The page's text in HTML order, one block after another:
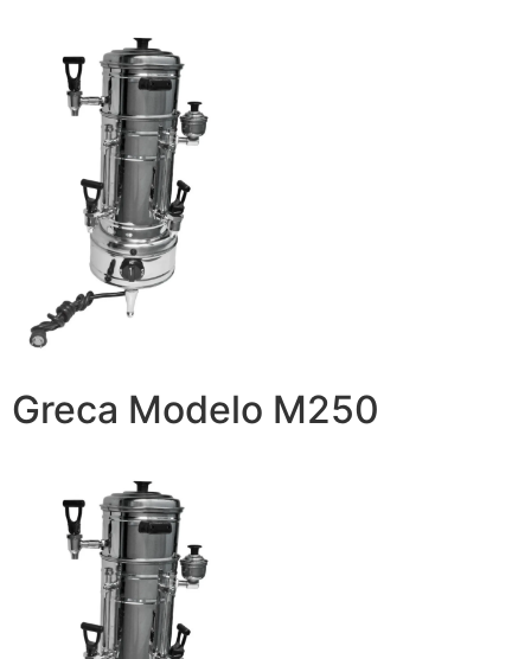
Greca Modelo M250